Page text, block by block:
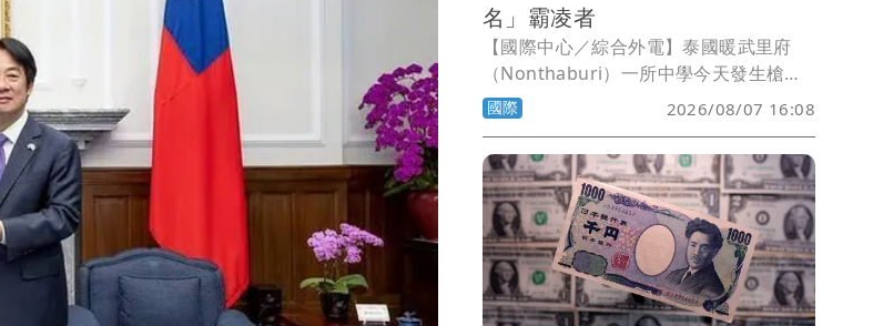
名」霸凌者
【國際中心／綜合外電】泰國暖武里府
（Nonthaburi）一所中學今天發生槍擊
案，根據最新發展，警方發現這名學生槍
手在學校行凶前，就在家中殺害了祖父
母，再到學校尋找曾霸凌他的同學「點
名」。學生槍手在殺害3名曾霸凌他的學
生後，由於老師保護其他目標對象，槍手
竟然遷怒於老師，連老師也一起殺。他殺
害了3名學生、3位老師後自盡身亡，總計
在這起槍擊案中，包括他在內，共有9人
喪生。
國際 2026/08/07 16:08